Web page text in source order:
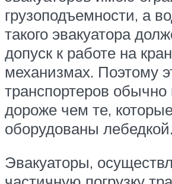
грузоподъемности, а
такого эвакуатора
допуск к работе на
механизмах. Поэтому
транспортеров обычно
дороже чем те,
оборудованы лебедкой.
Эвакуаторы,